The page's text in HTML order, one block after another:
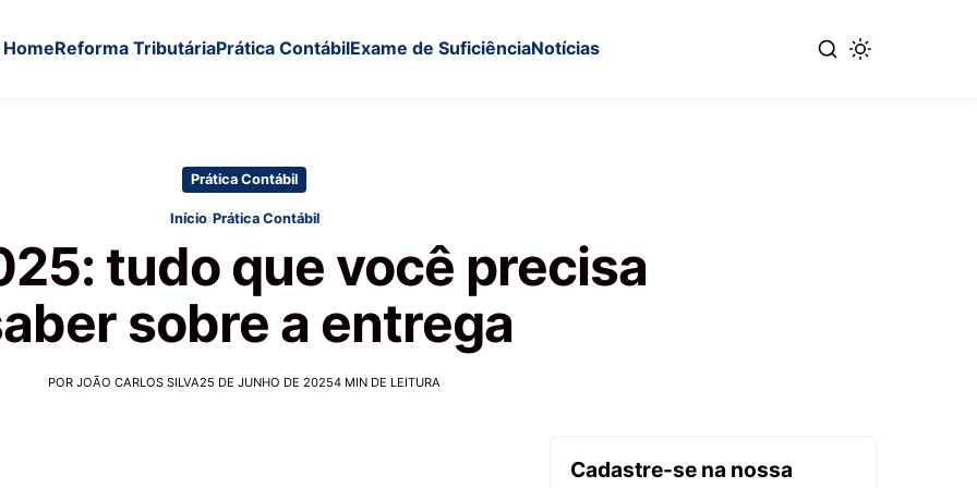
HomeReforma TributáriaPrática ContábilExame de SuficiênciaNotícias
Prática Contábil
Início›Prática Contábil
tudo que você precisa
sobre a entrega
POR JOÃO CARLOS SILVA25 DE JUNHO DE 20254 MIN DE LEITURA
Cadastre-se na nossa